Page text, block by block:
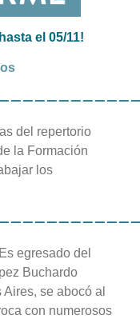
el 05/11!
del repertorio
la Formación
los
Es egresado del
Buchardo
se abocó al
con numerosos